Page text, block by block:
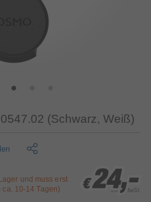
(Schwarz, Weiß)
und muss erst
10-14 Tagen)
€ 24,-
€ 24,-
€ 24,-
inkl. MwSt.